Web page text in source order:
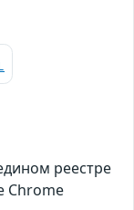
реестре
Chrome